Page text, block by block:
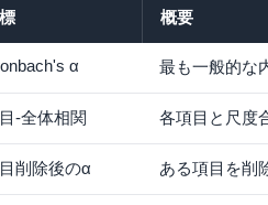
概要
α 最も一般的な
-全体相関 各項目と尺度
削除後のα ある項目を削